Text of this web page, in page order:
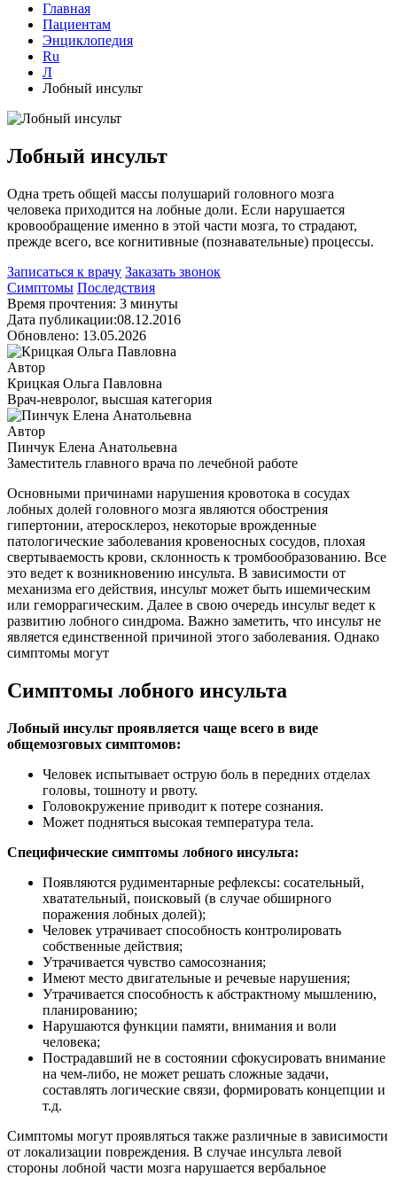
Главная
Пациентам
Энциклопедия
Ru
Л
Лобный инсульт
Лобный инсульт
Одна треть общей массы полушарий головного мозга
человека приходится на лобные доли. Если нарушается
кровообращение именно в этой части мозга, то страдают,
прежде всего, все когнитивные (познавательные) процессы.
Записаться к врачу Заказать звонок
Симптомы Последствия
Время прочтения: 3 минуты
Дата публикации:08.12.2016
Обновлено: 13.05.2026
Автор
Крицкая Ольга Павловна
Врач-невролог, высшая категория
Автор
Пинчук Елена Анатольевна
Заместитель главного врача по лечебной работе
Основными причинами нарушения кровотока в сосудах
лобных долей головного мозга являются обострения
гипертонии, атеросклероз, некоторые врожденные
патологические заболевания кровеносных сосудов, плохая
свертываемость крови, склонность к тромбообразованию. Все
это ведет к возникновению инсульта. В зависимости от
механизма его действия, инсульт может быть ишемическим
или геморрагическим. Далее в свою очередь инсульт ведет к
развитию лобного синдрома. Важно заметить, что инсульт не
является единственной причиной этого заболевания. Однако
симптомы могут
Симптомы лобного инсульта
Лобный инсульт проявляется чаще всего в виде
общемозговых симптомов:
Человек испытывает острую боль в передних отделах
головы, тошноту и рвоту.
Головокружение приводит к потере сознания.
Может подняться высокая температура тела.
Специфические симптомы лобного инсульта:
Появляются рудиментарные рефлексы: сосательный,
хватательный, поисковый (в случае обширного
поражения лобных долей);
Человек утрачивает способность контролировать
собственные действия;
Утрачивается чувство самосознания;
Имеют место двигательные и речевые нарушения;
Утрачивается способность к абстрактному мышлению,
планированию;
Нарушаются функции памяти, внимания и воли
человека;
Пострадавший не в состоянии сфокусировать внимание
на чем-либо, не может решать сложные задачи,
составлять логические связи, формировать концепции и
т.д.
Симптомы могут проявляться также различные в зависимости
от локализации повреждения. В случае инсульта левой
стороны лобной части мозга нарушается вербальное